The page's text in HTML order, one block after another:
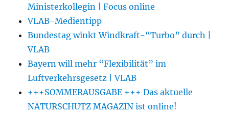
Ministerkollegin | Focus online
VLAB-Medientipp
Bundestag winkt Windkraft-“Turbo” durch |
VLAB
Bayern will mehr “Flexibilität” im
Luftverkehrsgesetz | VLAB
+++SOMMERAUSGABE +++ Das aktuelle
NATURSCHUTZ MAGAZIN ist online!